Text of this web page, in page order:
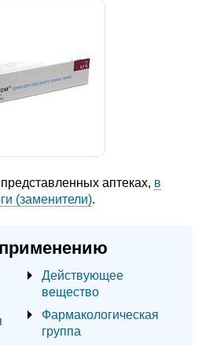
аптеках, в
(заменители).
Действующее
вещество
Фармакологическая
группа